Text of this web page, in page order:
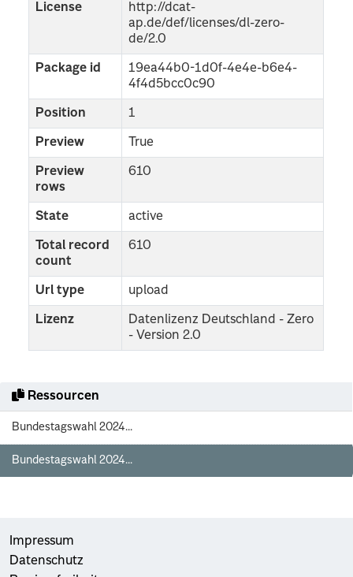
Ressourcen
Bundestagswahl 2024...
Bundestagswahl 2024...
License
http://dcat-
ap.de/def/licenses/dl-zero-
de/2.0
Package id
19ea44b0-1d0f-4e4e-b6e4-
4f4d5bcc0c90
Position 1
Preview True
Preview
rows
610
State active
Total record
count
610
Url type upload
Lizenz
Datenlizenz Deutschland - Zero
- Version 2.0
Impressum
Datenschutz